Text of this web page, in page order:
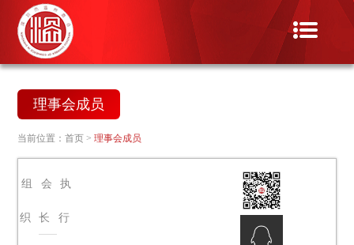
理事会成员
当前位置：首页 >理事会成员
组
织
会
长
执
行